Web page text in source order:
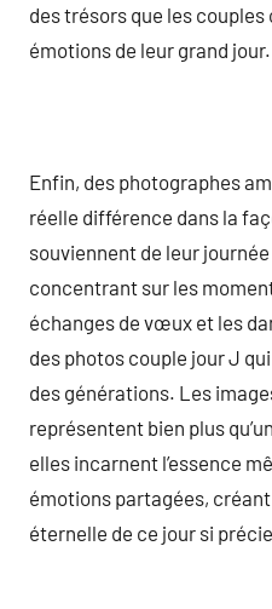
des trésors que les
émotions de leur grand jour.
Enfin, des photographes
réelle différence dans la
souviennent de leur
concentrant sur les
échanges de vœux et les
des photos couple jour J
des générations. Les
représentent bien plus
elles incarnent l’essence
émotions partagées,
éternelle de ce jour si